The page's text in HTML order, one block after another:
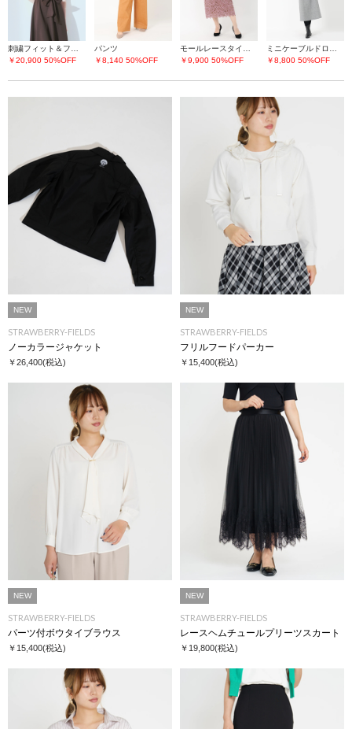
刺繍フィット＆フレアーワンピース
￥20,900 50%OFF
パンツ
￥8,140 50%OFF
モールレースタイトスカート
￥9,900 50%OFF
ミニケーブルドロストワンピース
￥8,800 50%OFF
NEW
STRAWBERRY-FIELDS
ノーカラージャケット
￥26,400(税込)
NEW
STRAWBERRY-FIELDS
フリルフードパーカー
￥15,400(税込)
NEW
STRAWBERRY-FIELDS
パーツ付ボウタイブラウス
￥15,400(税込)
NEW
STRAWBERRY-FIELDS
レースヘムチュールプリーツスカート
￥19,800(税込)